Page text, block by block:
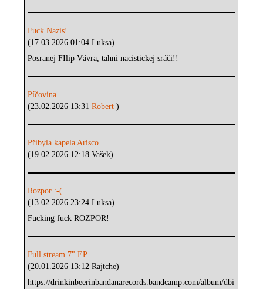
Fuck Nazis!
(17.03.2026 01:04 Luksa)
Posranej FIlip Vávra, tahni nacistickej sráči!!
Píčovina
(23.02.2026 13:31Robert)
Přibyla kapela Arisco
(19.02.2026 12:18 Vašek)
Rozpor :-(
(13.02.2026 23:24 Luksa)
Fucking fuck ROZPOR!
Full stream 7" EP
(20.01.2026 13:12 Rajtche)
https://drinkinbeerinbandanarecords.bandcamp.com/album/dbi